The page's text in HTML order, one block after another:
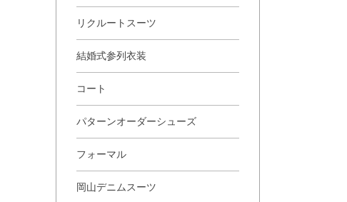
リクルートスーツ
結婚式参列衣装
コート
パターンオーダーシューズ
フォーマル
岡山デニムスーツ